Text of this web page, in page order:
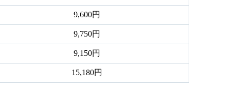
9,600円
9,750円
9,150円
15,180円